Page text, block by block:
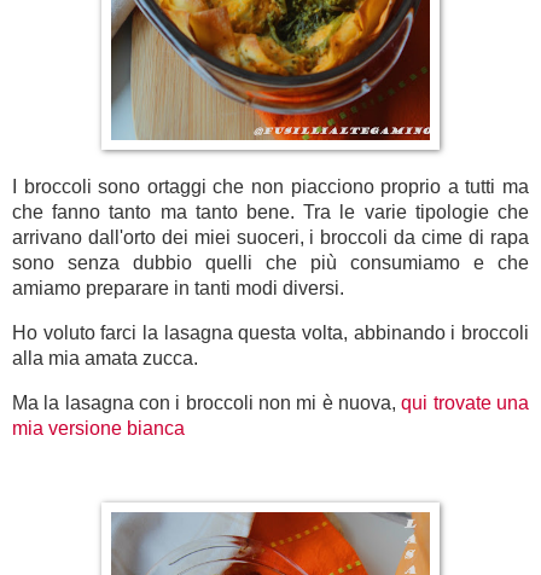
I broccoli sono ortaggi che non piacciono proprio a tutti ma
che fanno tanto ma tanto bene. Tra le varie tipologie che
arrivano dall'orto dei miei suoceri, i broccoli da cime di rapa
sono senza dubbio quelli che più consumiamo e che
amiamo preparare in tanti modi diversi.
Ho voluto farci la lasagna questa volta, abbinando i broccoli
alla mia amata zucca.
Ma la lasagna con i broccoli non mi è nuova,qui trovate una
mia versione bianca